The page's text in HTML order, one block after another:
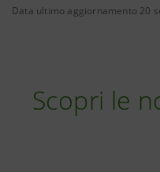
Data ultimo aggiornamento 20
Scopri le